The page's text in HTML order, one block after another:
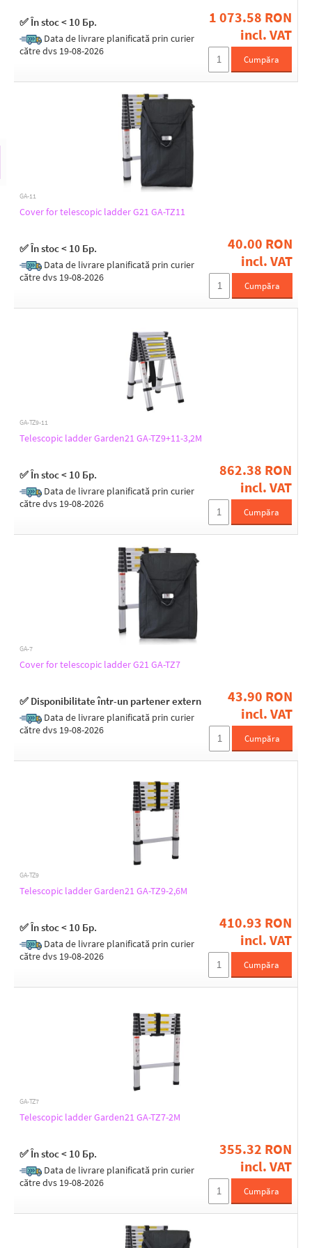
G21
All Brands
✅ În stoc < 10 Бр.
Data de livrare planificată prin curier
către dvs 19-08-2026
1 073.58 RON
incl. VAT
Cumpăra
GA-11
Cover for telescopic ladder G21 GA-TZ11
✅ În stoc < 10 Бр.
Data de livrare planificată prin curier
către dvs 19-08-2026
40.00 RON
incl. VAT
Cumpăra
GA-TZ9-11
Telescopic ladder Garden21 GA-TZ9+11-3,2M
✅ În stoc < 10 Бр.
Data de livrare planificată prin curier
către dvs 19-08-2026
862.38 RON
incl. VAT
Cumpăra
GA-7
Cover for telescopic ladder G21 GA-TZ7
✅ Disponibilitate într-un partener extern
Data de livrare planificată prin curier
către dvs 19-08-2026
43.90 RON
incl. VAT
Cumpăra
GA-TZ9
Telescopic ladder Garden21 GA-TZ9-2,6M
✅ În stoc < 10 Бр.
Data de livrare planificată prin curier
către dvs 19-08-2026
410.93 RON
incl. VAT
Cumpăra
GA-TZ7
Telescopic ladder Garden21 GA-TZ7-2M
✅ În stoc < 10 Бр.
Data de livrare planificată prin curier
către dvs 19-08-2026
355.32 RON
incl. VAT
Cumpăra